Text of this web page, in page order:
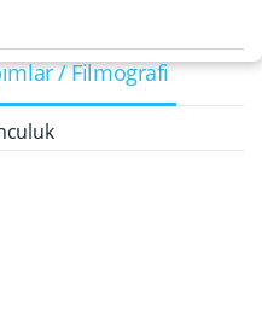
/ Filmografi